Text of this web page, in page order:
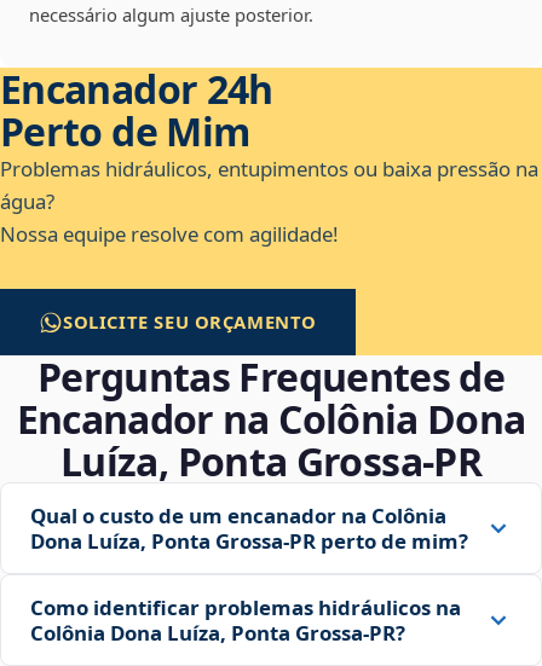
necessário algum ajuste posterior.
Encanador 24h
Perto de Mim
Problemas hidráulicos, entupimentos ou baixa pressão na
água?
Nossa equipe resolve com agilidade!
SOLICITE SEU ORÇAMENTO
Perguntas Frequentes de
Encanador na Colônia Dona
Luíza, Ponta Grossa‑PR
Qual o custo de um encanador na Colônia
Dona Luíza, Ponta Grossa‑PR perto de mim?
Como identificar problemas hidráulicos na
Colônia Dona Luíza, Ponta Grossa‑PR?